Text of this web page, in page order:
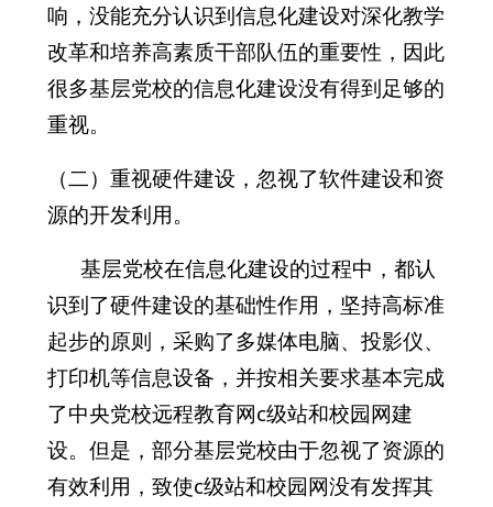
响，没能充分认识到信息化建设对深化教学
改革和培养高素质干部队伍的重要性，因此
很多基层党校的信息化建设没有得到足够的
重视。
（二）重视硬件建设，忽视了软件建设和资
源的开发利用。
基层党校在信息化建设的过程中，都认
识到了硬件建设的基础性作用，坚持高标准
起步的原则，采购了多媒体电脑、投影仪、
打印机等信息设备，并按相关要求基本完成
了中央党校远程教育网c级站和校园网建
设。但是，部分基层党校由于忽视了资源的
有效利用，致使c级站和校园网没有发挥其